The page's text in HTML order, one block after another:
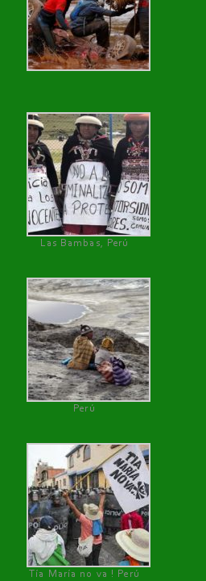
Las Bambas, Perú
Perú
Tía María no va ! Perú